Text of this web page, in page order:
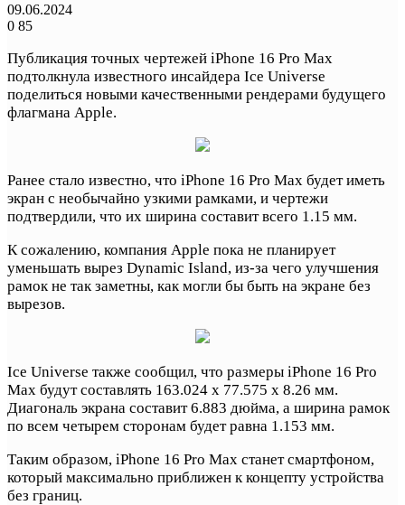
09.06.2024
0 85
Публикация точных чертежей iPhone 16 Pro Max
подтолкнула известного инсайдера Ice Universe
поделиться новыми качественными рендерами будущего
флагмана Apple.
Ранее стало известно, что iPhone 16 Pro Max будет иметь
экран с необычайно узкими рамками, и чертежи
подтвердили, что их ширина составит всего 1.15 мм.
К сожалению, компания Apple пока не планирует
уменьшать вырез Dynamic Island, из-за чего улучшения
рамок не так заметны, как могли бы быть на экране без
вырезов.
Ice Universe также сообщил, что размеры iPhone 16 Pro
Max будут составлять 163.024 х 77.575 х 8.26 мм.
Диагональ экрана составит 6.883 дюйма, а ширина рамок
по всем четырем сторонам будет равна 1.153 мм.
Таким образом, iPhone 16 Pro Max станет смартфоном,
который максимально приближен к концепту устройства
без границ.